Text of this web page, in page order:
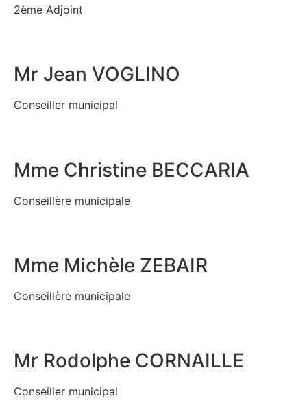
2ème Adjoint
Mr Jean VOGLINO
Conseiller municipal
Mme Christine BECCARIA
Conseillère municipale
Mme Michèle ZEBAIR
Conseillère municipale
Mr Rodolphe CORNAILLE
Conseiller municipal